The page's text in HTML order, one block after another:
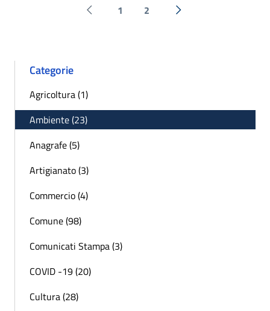
Pagina precedente
1 2 Successiva »
Categorie
Agricoltura (1)
Ambiente (23)
Anagrafe (5)
Artigianato (3)
Commercio (4)
Comune (98)
Comunicati Stampa (3)
COVID -19 (20)
Cultura (28)